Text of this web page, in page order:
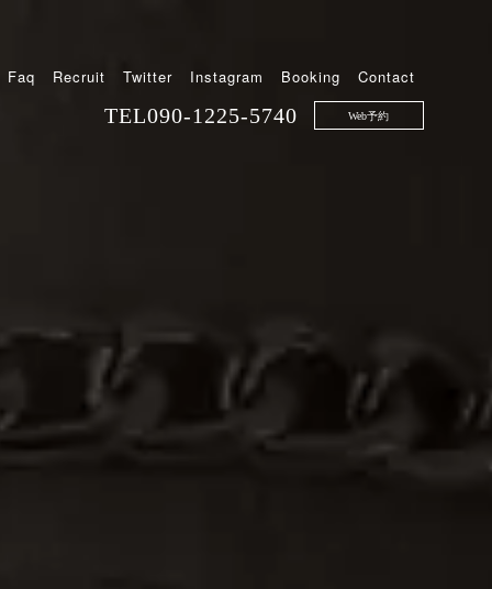
Faq Recruit Twitter Instagram Booking Contact
TEL090-1225-5740 Web予約